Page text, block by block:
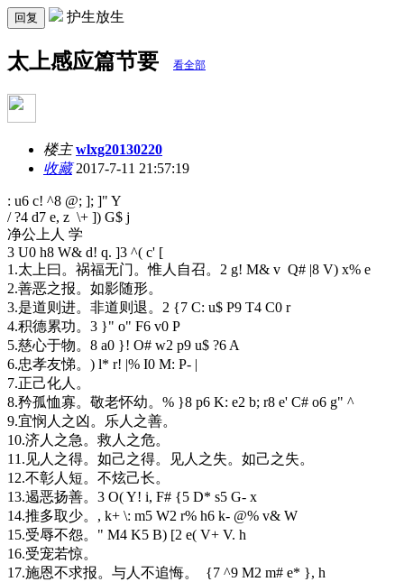
回复 护生放生
太上感应篇节要 看全部
楼主 wlxg20130220
收藏2017-7-11 21:57:19
: u6 c! ^8 @; ]; ]" Y
/ ?4 d7 e, z \+ ]) G$ j
净公上人 学
3 U0 h8 W& d! q. ]3 ^( c' [
1.太上曰。祸福无门。惟人自召。 2 g! M& v Q# |8 V) x% e
2.善恶之报。如影随形。
3.是道则进。非道则退。 2 {7 C: u$ P9 T4 C0 r
4.积德累功。 3 }" o" F6 v0 P
5.慈心于物。 8 a0 }! O# w2 p9 u$ ?6 A
6.忠孝友悌。 ) l* r! |% I0 M: P- |
7.正己化人。
8.矜孤恤寡。敬老怀幼。 % }8 p6 K: e2 b; r8 e' C# o6 g" ^
9.宜悯人之凶。乐人之善。
10.济人之急。救人之危。
11.见人之得。如己之得。见人之失。如己之失。
12.不彰人短。不炫己长。
13.遏恶扬善。 3 O( Y! i, F# {5 D* s5 G- x
14.推多取少。 , k+ \: m5 W2 r% h6 k- @% v& W
15.受辱不怨。 " M4 K5 B) [2 e( V+ V. h
16.受宠若惊。
17.施恩不求报。与人不追悔。
{7 ^9 M2 m# e* }, h